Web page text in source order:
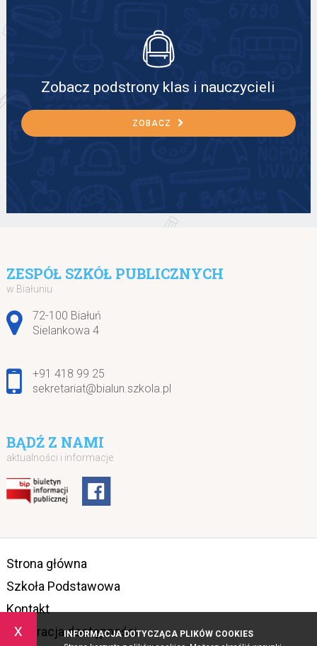
x INFORMACJA DOTYCZĄCA PLIKÓW COOKIES
Zobacz podstrony klas i nauczycieli
ZOBACZ
ZESPÓŁ SZKÓŁ PUBLICZNYCH
w Białuniu
Adres pocztowy:
72-100 Białuń
Sielankowa 4
+91 418 99 25
sekretariat@bialun.szkola.pl
BĄDŹ Z NAMI
aktualności i informacje
Strona główna
Szkoła Podstawowa
Kontakt
Deklaracja dostępności